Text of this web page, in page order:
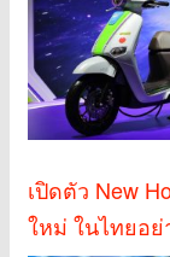
เปิดตัว New
ใหม่ ในไทยอย่